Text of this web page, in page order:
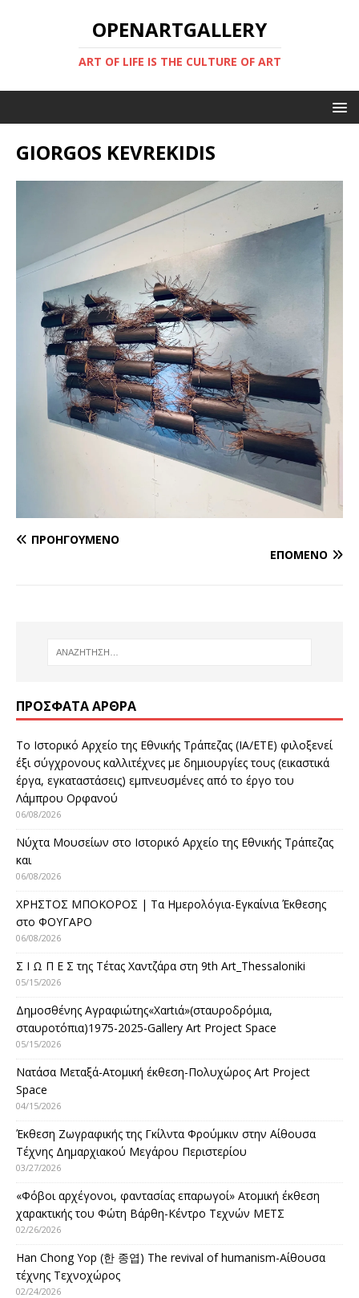
OPENARTGALLERY
ART OF LIFE IS THE CULTURE OF ART
GIORGOS KEVREKIDIS
ΠΡΟΗΓΟΎΜΕΝΟ
ΕΠΌΜΕΝΟ
ΠΡΌΣΦΑΤΑ ΆΡΘΡΑ
Το Ιστορικό Αρχείο της Εθνικής Τράπεζας (ΙΑ/ΕΤΕ) φιλοξενεί
έξι σύγχρονους καλλιτέχνες με δημιουργίες τους (εικαστικά
έργα, εγκαταστάσεις) εμπνευσμένες από το έργο του
Λάμπρου Ορφανού
06/08/2026
Νύχτα Μουσείων στο Ιστορικό Αρχείο της Εθνικής Τράπεζας
και
06/08/2026
ΧΡΗΣΤΟΣ ΜΠΟΚΟΡΟΣ | Τα Ημερολόγια-Εγκαίνια Έκθεσης
στο ΦΟΥΓΑΡΟ
06/08/2026
Σ Ι Ω Π Ε Σ της Τέτας Χαντζάρα στη 9th Art_Thessaloniki
05/15/2026
Δημοσθένης Αγραφιώτης«Xαrtιά»(σταυροδρόμια,
σταυροτόπια)1975-2025-Gallery Art Project Space
05/15/2026
Νατάσα Μεταξά-Ατομική έκθεση-Πολυχώρος Art Project
Space
04/15/2026
Έκθεση Ζωγραφικής της Γκίλντα Φρούμκιν στην Αίθουσα
Τέχνης Δημαρχιακού Μεγάρου Περιστερίου
03/27/2026
«Φόβοι αρχέγονοι, φαντασίας επαρωγοί» Ατομική έκθεση
χαρακτικής του Φώτη Βάρθη-Κέντρο Τεχνών ΜΕΤΣ
02/26/2026
Han Chong Yop (한 종엽) The revival of humanism-Αίθουσα
τέχνης Τεχνοχώρος
02/24/2026